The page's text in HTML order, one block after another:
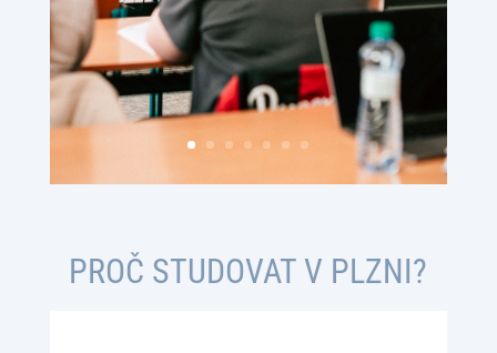
PROČ STUDOVAT V PLZNI?